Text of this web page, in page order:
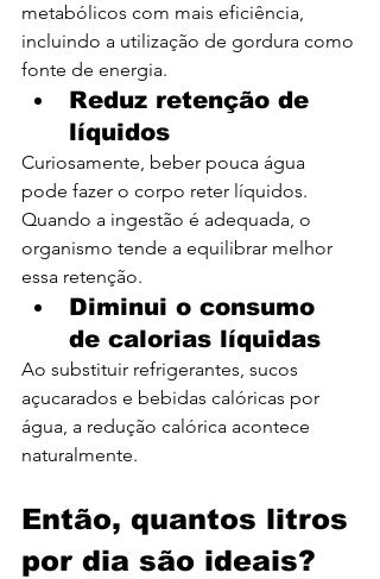
metabólicos com mais eficiência,
incluindo a utilização de gordura como
fonte de energia.
Reduz retenção de
líquidos
Curiosamente, beber pouca água
pode fazer o corpo reter líquidos.
Quando a ingestão é adequada, o
organismo tende a equilibrar melhor
essa retenção.
Diminui o consumo
de calorias líquidas
Ao substituir refrigerantes, sucos
açucarados e bebidas calóricas por
água, a redução calórica acontece
naturalmente.
Então, quantos litros
por dia são ideais?